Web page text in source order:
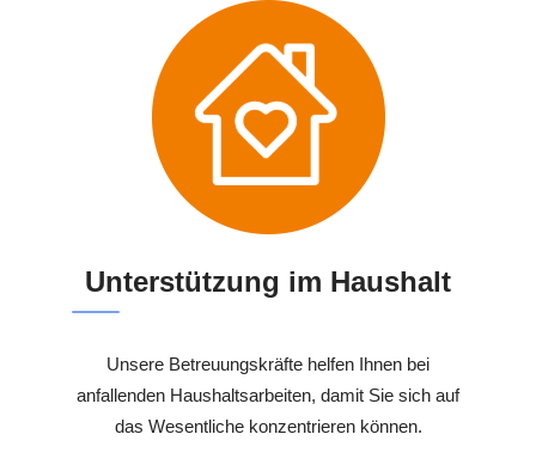
Unterstützung im Haushalt
Unsere Betreuungskräfte helfen Ihnen bei
anfallenden Haushaltsarbeiten, damit Sie sich auf
das Wesentliche konzentrieren können.